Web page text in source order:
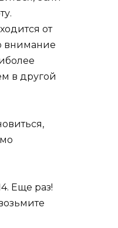
от
внимание
в другой
Еще раз!